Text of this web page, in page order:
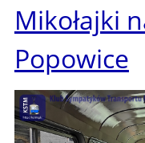
Mikołajki
Popowice